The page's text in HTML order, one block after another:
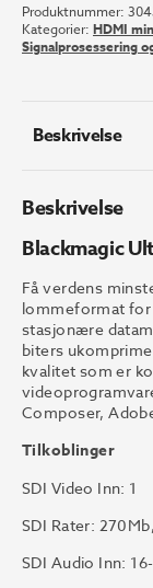
Produktnummer:
Kategorier: HDMI
Signalprosessering
Beskrivelse
Beskrivelse
Blackmagic
Få verdens
lommeformat
stasjonære
biters
kvalitet som er
Composer,
Tilkoblinger
SDI Video Inn: 1
SDI Rater:
SDI Audio Inn: